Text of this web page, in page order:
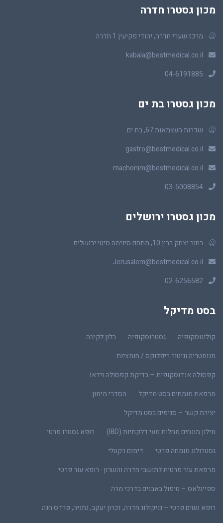
מכון גסטרו חדרה
מרכז שערי חדרה, יהודי פקיעין 1 חדרה
kabala@bestmedical.co.il
04-6191885
מכון גסטרו בת ים
שדרות העצמאות 67, בת ים
gastro@bestmedical.co.il
machonim@bestmedical.co.il
03-5008854
מכון גסטרו ירושלים
רחוב יצחק רבין 10, מתחם סינימה סיטי ירושלים
Jerusalem@bestmedical.co.il
02-6256582
בסט מדיקל
קולונוסקופיה גסטרוסקופיה
בלון לקיבה
מנומטריה וניטור ריפלוקס / חומציות
קפסולה אנדוסקופית – בדיקת קפסולה וידאו
מרפאת מומחים בסט מדיקל
הסדרי מימון
יצירת קשר – סניפים בסט מדיקל
מילון מונחים מחלות מעי דלקתיות (IBD)
רופא גסטרו פרטי
גסטרולוג מומחה פרטי
דימום רקטלי
מרפאת עור פרטית לתושבי חדרה והשרון · רופא עור פרטי
ספייגלאס – טיפול באבנים בדרכי מרה
רופא נשים פרטי – גניקולוג חדרה, זכרון יעקב, נתניה, פרדס חנה